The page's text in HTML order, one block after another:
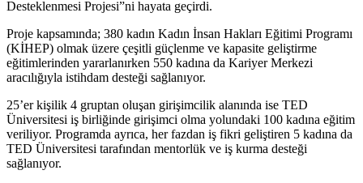
Desteklenmesi Projesi”ni hayata geçirdi.
Proje kapsamında; 380 kadın Kadın İnsan Hakları Eğitimi Programı
(KİHEP) olmak üzere çeşitli güçlenme ve kapasite geliştirme
eğitimlerinden yararlanırken 550 kadına da Kariyer Merkezi
aracılığıyla istihdam desteği sağlanıyor.
25’er kişilik 4 gruptan oluşan girişimcilik alanında ise TED
Üniversitesi iş birliğinde girişimci olma yolundaki 100 kadına eğitim
veriliyor. Programda ayrıca, her fazdan iş fikri geliştiren 5 kadına da
TED Üniversitesi tarafından mentorlük ve iş kurma desteği
sağlanıyor.